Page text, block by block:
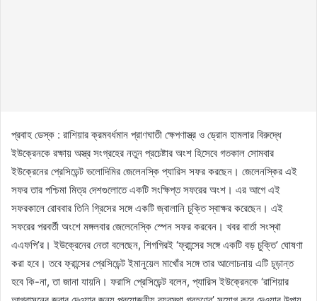
প্রবাহ ডেস্ক : রাশিয়ার ক্রমবর্ধমান প্রাণঘাতী ক্ষেপণাস্ত্র ও ড্রোন হামলার বিরুদ্ধে
ইউক্রেনকে রক্ষায় অস্ত্র সংগ্রহের নতুন প্রচেষ্টার অংশ হিসেবে গতকাল সোমবার
ইউক্রেনের প্রেসিডেন্ট ভলোদিমির জেলেনস্কি প্যারিস সফর করছেন। জেলেনস্কির এই
সফর তার পশ্চিমা মিত্র দেশগুলোতে একটি সংক্ষিপ্ত সফরের অংশ। এর আগে এই
সফরকালে রোববার তিনি গ্রিসের সঙ্গে একটি জ্বালানি চুক্তি স্বাক্ষর করেছেন। এই
সফরের পরবর্তী অংশে মঙ্গলবার জেলেনেস্কি স্পেন সফর করবেন। খবর বার্তা সংস্থা
এএফপি’র। ইউক্রেনের নেতা বলেছেন, শিগগিরই ‘ফ্রান্সের সঙ্গে একটি বড় চুক্তি’ ঘোষণা
করা হবে। তবে ফ্রান্সের প্রেসিডেন্ট ইমানুয়েল মাখোঁর সঙ্গে তার আলোচনায় এটি চূড়ান্ত
হবে কি-না, তা জানা যায়নি। ফরাসি প্রেসিডেন্ট বলেন, প্যারিস ইউক্রেনকে ‘রাশিয়ার